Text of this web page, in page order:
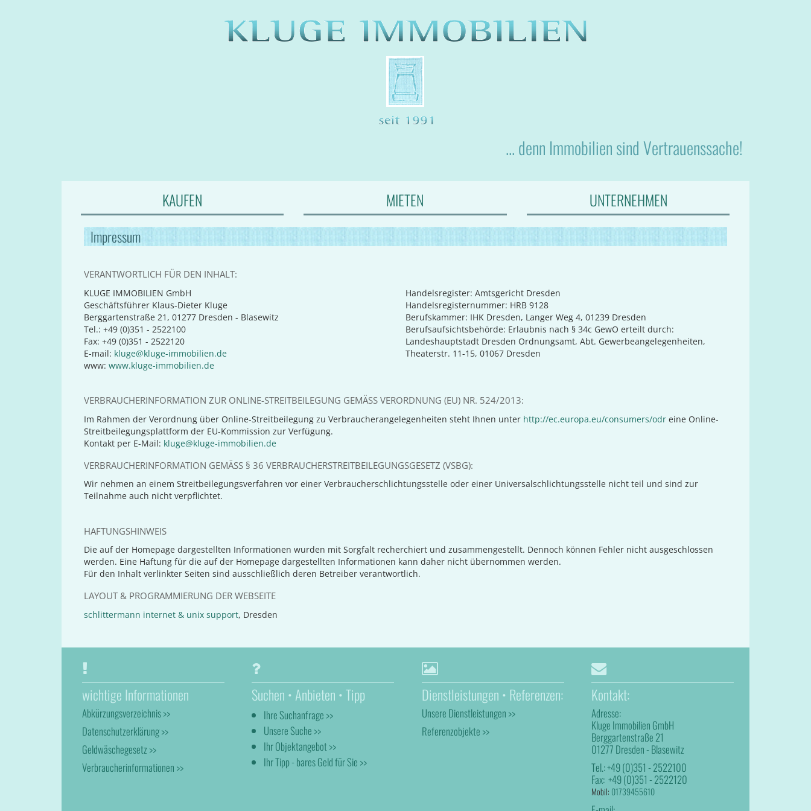
... denn Immobilien sind Vertrauenssache!
KAUFEN MIETEN UNTERNEHMEN
Impressum
VERANTWORTLICH FÜR DEN INHALT:
KLUGE IMMOBILIEN GmbH
Geschäftsführer Klaus-Dieter Kluge
Berggartenstraße 21, 01277 Dresden - Blasewitz
Tel.: +49 (0)351 - 2522100
Fax: +49 (0)351 - 2522120
E-mail: kluge@kluge-immobilien.de
www:www.kluge-immobilien.de
Handelsregister: Amtsgericht Dresden
Handelsregisternummer: HRB 9128
Berufskammer: IHK Dresden, Langer Weg 4, 01239 Dresden
Berufsaufsichtsbehörde: Erlaubnis nach § 34c GewO erteilt durch:
Landeshauptstadt Dresden Ordnungsamt, Abt. Gewerbeangelegenheiten,
Theaterstr. 11-15, 01067 Dresden
VERBRAUCHERINFORMATION ZUR ONLINE-STREITBEILEGUNG GEMÄSS VERORDNUNG (EU) NR. 524/2013:
Im Rahmen der Verordnung über Online-Streitbeilegung zu Verbraucherangelegenheiten steht Ihnen unter http://ec.europa.eu/consumers/odr eine Online-
Streitbeilegungsplattform der EU-Kommission zur Verfügung.
Kontakt per E-Mail: kluge@kluge-immobilien.de
VERBRAUCHERINFORMATION GEMÄSS § 36 VERBRAUCHERSTREITBEILEGUNGSGESETZ (VSBG):
Wir nehmen an einem Streitbeilegungsverfahren vor einer Verbraucherschlichtungsstelle oder einer Universalschlichtungsstelle nicht teil und sind zur
Teilnahme auch nicht verpflichtet.
HAFTUNGSHINWEIS
Die auf der Homepage dargestellten Informationen wurden mit Sorgfalt recherchiert und zusammengestellt. Dennoch können Fehler nicht ausgeschlossen
werden. Eine Haftung für die auf der Homepage dargestellten Informationen kann daher nicht übernommen werden.
Für den Inhalt verlinkter Seiten sind ausschließlich deren Betreiber verantwortlich.
LAYOUT & PROGRAMMIERUNG DER WEBSEITE
schlittermann internet & unix support, Dresden
wichtige Informationen
Abkürzungsverzeichnis >>
Datenschutzerklärung >>
Geldwäschegesetz >>
Verbraucherinformationen >>
Suchen • Anbieten • Tipp
Ihre Suchanfrage >>
Unsere Suche >>
Ihr Objektangebot >>
Ihr Tipp - bares Geld für Sie >>
Dienstleistungen • Referenzen:
Unsere Dienstleistungen >>
Referenzobjekte >>
Kontakt:
Adresse:
Kluge Immobilien GmbH
Berggartenstraße 21
01277 Dresden - Blasewitz
Tel.:+49 (0)351 - 2522100
Fax:+49 (0)351 - 2522120
Mobil: 01739455610